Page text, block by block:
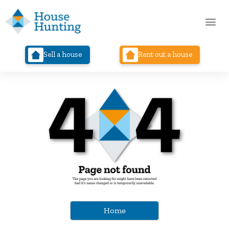
Sell a house Rent out a house
Home